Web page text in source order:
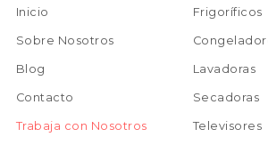
Inicio
Sobre Nosotros
Blog
Contacto
Trabaja con Nosotros
Frigoríficos
Lavadoras
Secadoras
Televisores